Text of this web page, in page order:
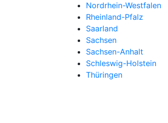
Nordrhein-Westfalen
Rheinland-Pfalz
Saarland
Sachsen
Sachsen-Anhalt
Schleswig-Holstein
Thüringen